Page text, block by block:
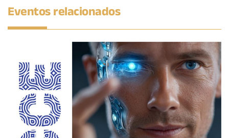
Eventos relacionados